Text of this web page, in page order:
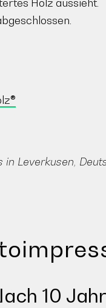
Holz aussieht.
Leverkusen,
10